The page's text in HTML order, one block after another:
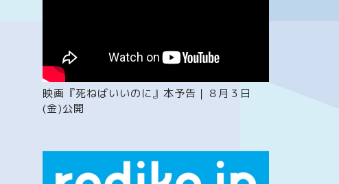
映画『死ねばいいのに』本予告｜８月３日
(金)公開